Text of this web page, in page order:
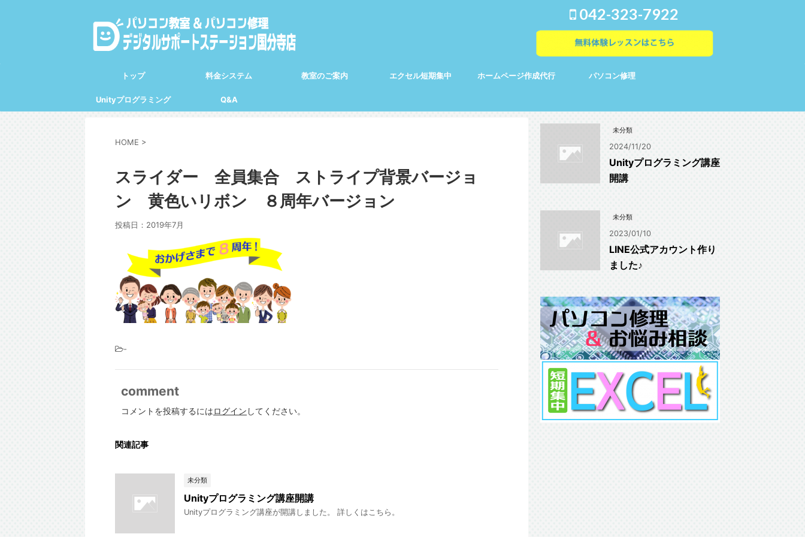
042-323-7922
トップ 料金システム 教室のご案内 エクセル短期集中 ホームページ作成代行 パソコン修理
Unityプログラミング Q&A
HOME >
スライダー 全員集合 ストライプ背景バージョ
ン 黄色いリボン ８周年バージョン
投稿日： 2019年7月
-
comment
コメントを投稿するにはログイン してください。
関連記事
未分類
Unityプログラミング講座開講
Unityプログラミング講座が開講しました。 詳しくはこちら。
未分類
2024/11/20
Unityプログラミング講座
開講
未分類
2023/01/10
LINE公式アカウント作り
ました♪